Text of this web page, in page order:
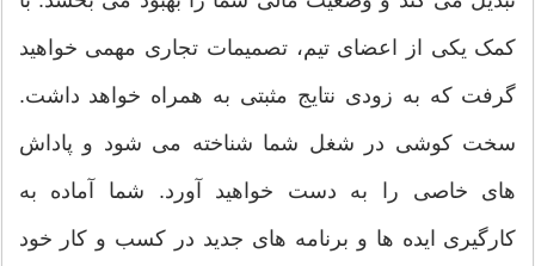
کمک یکی از اعضای تیم، تصمیمات تجاری مهمی خواهید
گرفت که به زودی نتایج مثبتی به همراه خواهد داشت.
سخت کوشی در شغل شما شناخته می شود و پاداش
های خاصی را به دست خواهید آورد. شما آماده به
کارگیری ایده ها و برنامه های جدید در کسب و کار خود